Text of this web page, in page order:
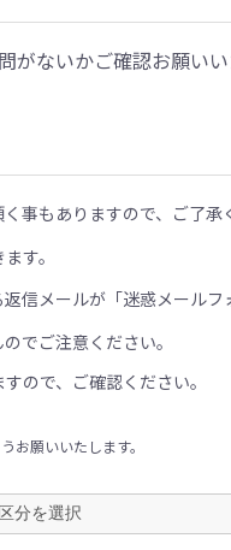
がないかご確認お願いい
事もありますので、ご了承
す。
信メールが「迷惑メール
でご注意ください。
ので、ご確認ください。
お願いいたします。